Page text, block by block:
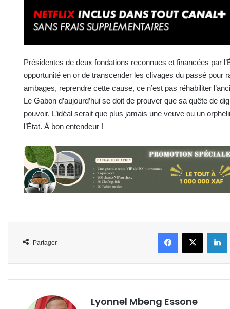
Présidentes de deux fondations reconnues et financées par
opportunité en or de transcender les clivages du passé pour
ambages, reprendre cette cause, ce n’est pas réhabiliter
Le Gabon d’aujourd’hui se doit de prouver que sa quête de
pouvoir. L’idéal serait que plus jamais une veuve ou un
l’État. À bon entendeur !
Partager
FacebookX
Lyonnel Mbeng Essone